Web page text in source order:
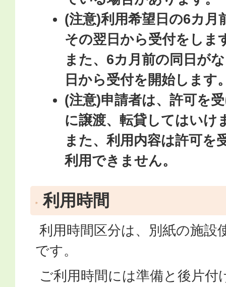
(注意)利用希望日の6カ月
その翌日から受付をしま
また、6カ月前の同日が
日から受付を開始します
(注意)申請者は、許可を
に譲渡、転貸してはいけ
また、利用内容は許可を
利用できません。
利用時間
利用時間区分は、別紙の施設
です。
ご利用時間には準備と後片付